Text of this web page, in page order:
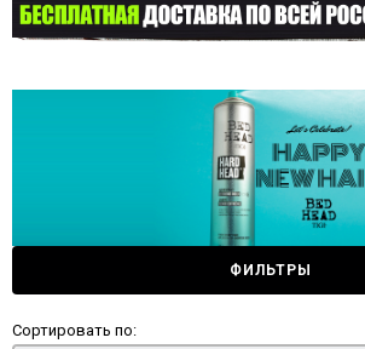
ФИЛЬТРЫ
Сортировать по: